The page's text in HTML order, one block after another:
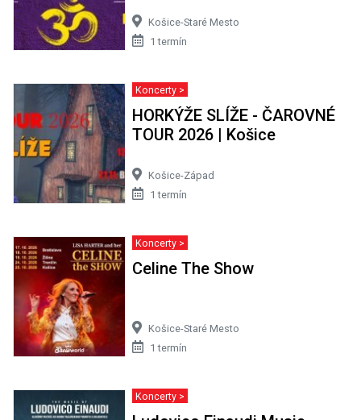
Košice-Staré Mesto
1 termín
Koncerty >
HORKÝŽE SLÍŽE - ČAROVNÉ
TOUR 2026 | Košice
Košice-Západ
1 termín
Koncerty >
Celine The Show
Košice-Staré Mesto
1 termín
Koncerty >